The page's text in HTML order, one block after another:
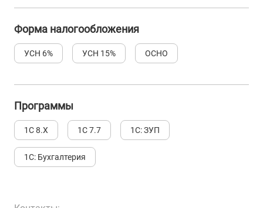
Форма налогообложения
УСН 6% УСН 15% ОСНО
Программы
1С 8.Х 1С 7.7 1С: ЗУП
1С: Бухгалтерия